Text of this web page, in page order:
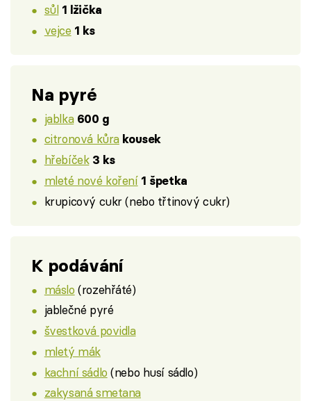
sůl 1 lžička
vejce 1 ks
Na pyré
jablka 600 g
citronová kůra kousek
hřebíček 3 ks
mleté nové koření 1 špetka
krupicový cukr (nebo třtinový cukr)
K podávání
máslo (rozehřáté)
jablečné pyré
švestková povidla
mletý mák
kachní sádlo (nebo husí sádlo)
zakysaná smetana